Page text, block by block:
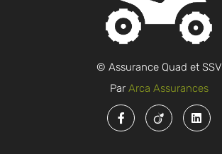
© Assurance Quad et SSV
Par Arca Assurances